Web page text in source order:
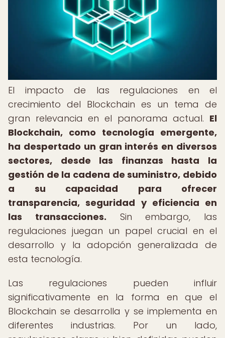
El impacto de las regulaciones en el
crecimiento del Blockchain es un tema de
gran relevancia en el panorama actual. El
Blockchain, como tecnología emergente,
ha despertado un gran interés en diversos
sectores, desde las finanzas hasta la
gestión de la cadena de suministro, debido
a su capacidad para ofrecer
transparencia, seguridad y eficiencia en
las transacciones. Sin embargo, las
regulaciones juegan un papel crucial en el
desarrollo y la adopción generalizada de
esta tecnología.
Las regulaciones pueden influir
significativamente en la forma en que el
Blockchain se desarrolla y se implementa en
diferentes industrias. Por un lado,